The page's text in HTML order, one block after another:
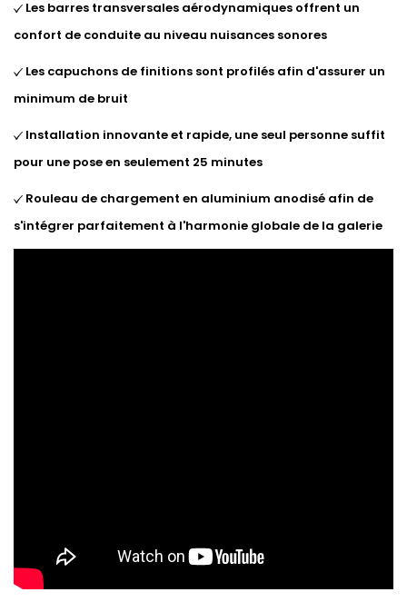
Les barres transversales aérodynamiques offrent un
confort de conduite au niveau nuisances sonores
Les capuchons de finitions sont profilés afin d'assurer un
minimum de bruit
Installation innovante et rapide, une seul personne suffit
pour une pose en seulement 25 minutes
Rouleau de chargement en aluminium anodisé afin de
s'intégrer parfaitement à l'harmonie globale de la galerie